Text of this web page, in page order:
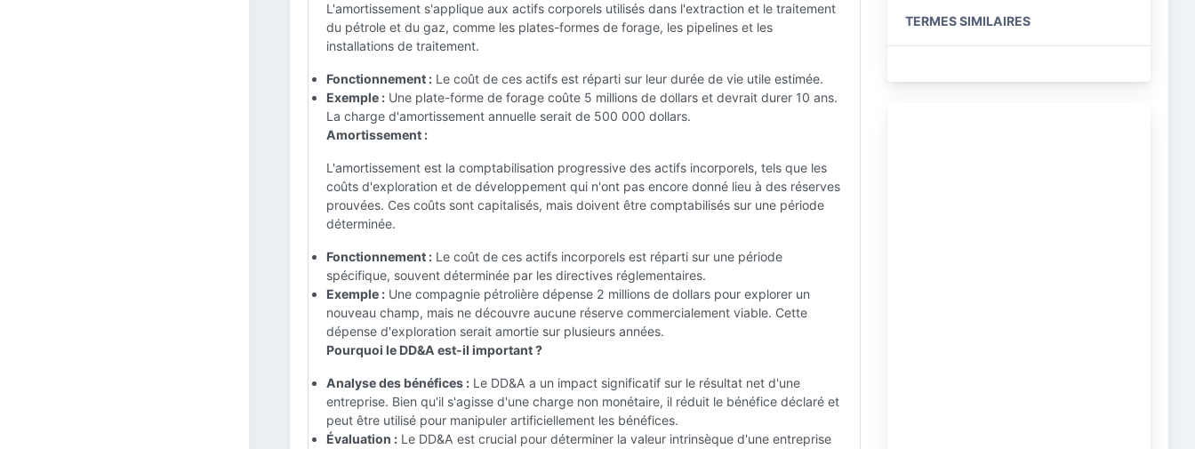
L'amortissement s'applique aux actifs corporels utilisés dans l'extraction et le traitement
du pétrole et du gaz, comme les plates-formes de forage, les pipelines et les
installations de traitement.
Fonctionnement : Le coût de ces actifs est réparti sur leur durée de vie utile estimée.
Exemple : Une plate-forme de forage coûte 5 millions de dollars et devrait durer 10 ans.
La charge d'amortissement annuelle serait de 500 000 dollars.
Amortissement :
L'amortissement est la comptabilisation progressive des actifs incorporels, tels que les
coûts d'exploration et de développement qui n'ont pas encore donné lieu à des réserves
prouvées. Ces coûts sont capitalisés, mais doivent être comptabilisés sur une période
déterminée.
Fonctionnement : Le coût de ces actifs incorporels est réparti sur une période
spécifique, souvent déterminée par les directives réglementaires.
Exemple : Une compagnie pétrolière dépense 2 millions de dollars pour explorer un
nouveau champ, mais ne découvre aucune réserve commercialement viable. Cette
dépense d'exploration serait amortie sur plusieurs années.
Pourquoi le DD&A est-il important ?
Analyse des bénéfices : Le DD&A a un impact significatif sur le résultat net d'une
entreprise. Bien qu'il s'agisse d'une charge non monétaire, il réduit le bénéfice déclaré et
peut être utilisé pour manipuler artificiellement les bénéfices.
Évaluation : Le DD&A est crucial pour déterminer la valeur intrinsèque d'une entreprise
TERMES SIMILAIRES